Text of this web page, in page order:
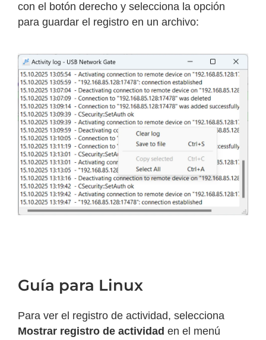
con el botón derecho y selecciona la opción
para guardar el registro en un archivo:
Guía para Linux
Para ver el registro de actividad, selecciona
Mostrar registro de actividad en el menú